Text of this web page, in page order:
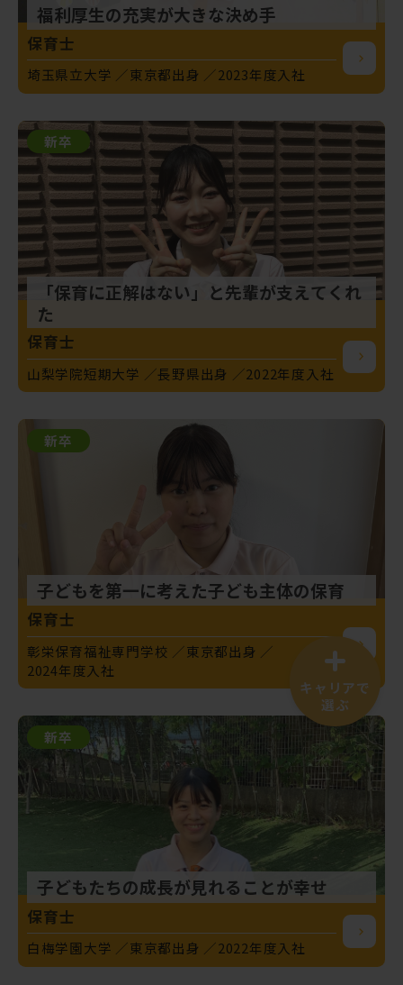
福利厚生の充実が大きな決め手
保育士
埼玉県立大学 東京都出身 2023年度入社
新卒
「保育に正解はない」と先輩が支えてくれ
た
保育士
山梨学院短期大学 長野県出身 2022年度入社
新卒
子どもを第一に考えた子ども主体の保育
保育士
彰栄保育福祉専門学校
東京都出身
2024年度入社
新卒
子どもたちの成長が見れることが幸せ
保育士
白梅学園大学 東京都出身 2022年度入社
キャリアで
選ぶ